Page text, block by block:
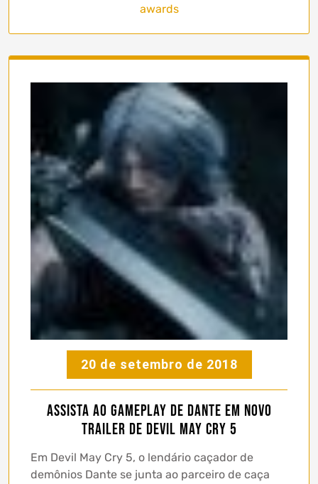
awards
20 de setembro de 2018
Assista ao Gameplay de Dante em novo
trailer de Devil May Cry 5
Em Devil May Cry 5, o lendário caçador de
demônios Dante se junta ao parceiro de caça